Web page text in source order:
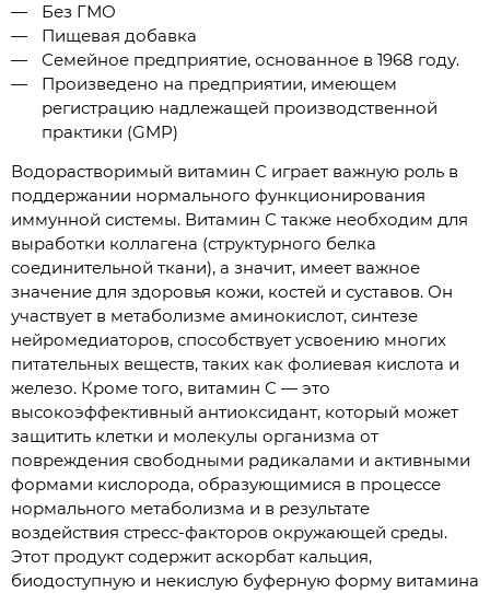
Без ГМО
Пищевая добавка
Семейное предприятие, основанное в 1968 году.
Произведено на предприятии, имеющем
регистрацию надлежащей производственной
практики (GMP)
Водорастворимый витамин C играет важную роль в
поддержании нормального функционирования
иммунной системы. Витамин С также необходим для
выработки коллагена (структурного белка
соединительной ткани), а значит, имеет важное
значение для здоровья кожи, костей и суставов. Он
участвует в метаболизме аминокислот, синтезе
нейромедиаторов, способствует усвоению многих
питательных веществ, таких как фолиевая кислота и
железо. Кроме того, витамин С — это
высокоэффективный антиоксидант, который может
защитить клетки и молекулы организма от
повреждения свободными радикалами и активными
формами кислорода, образующимися в процессе
нормального метаболизма и в результате
воздействия стресс-факторов окружающей среды.
Этот продукт содержит аскорбат кальция,
биодоступную и некислую буферную форму витамина